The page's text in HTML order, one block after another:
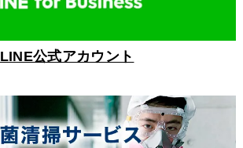
LINE公式アカウント